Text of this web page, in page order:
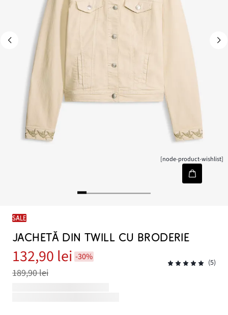
[node-product-wishlist]
SALE
JACHETĂ DIN TWILL CU BRODERIE
132,90 lei -30%
189,90 lei
(5)